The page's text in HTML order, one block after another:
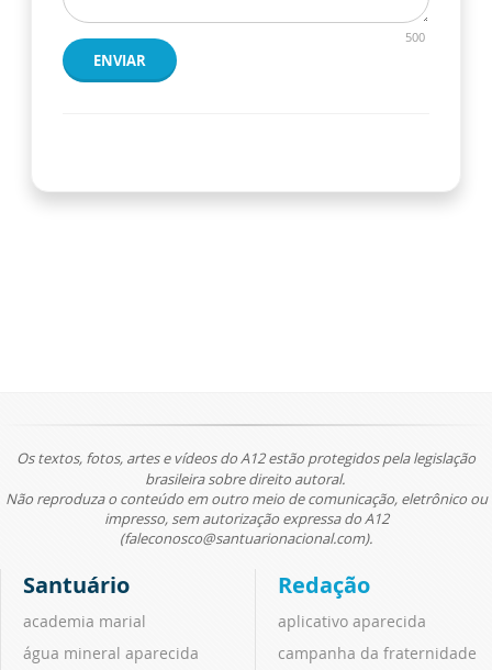
500
ENVIAR
Os textos, fotos, artes e vídeos do A12 estão protegidos pela legislação
brasileira sobre direito autoral.
Não reproduza o conteúdo em outro meio de comunicação, eletrônico ou
impresso, sem autorização expressa do A12
(faleconosco@santuarionacional.com).
Santuário
academia marial
água mineral aparecida
Redação
aplicativo aparecida
campanha da fraternidade